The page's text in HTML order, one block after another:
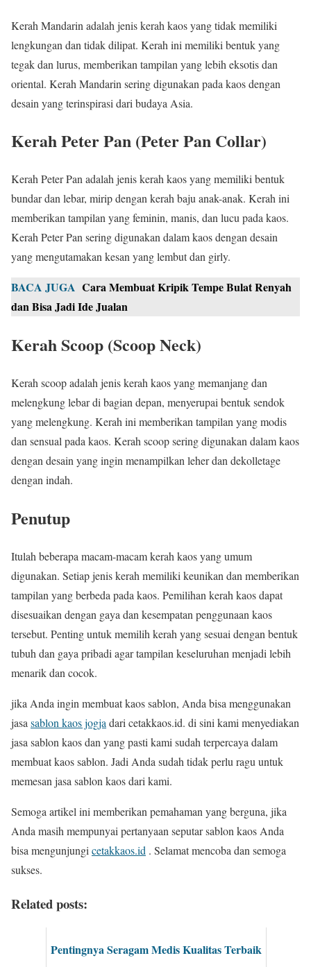
Kerah Mandarin adalah jenis kerah kaos yang tidak memiliki
lengkungan dan tidak dilipat. Kerah ini memiliki bentuk yang
tegak dan lurus, memberikan tampilan yang lebih eksotis dan
oriental. Kerah Mandarin sering digunakan pada kaos dengan
desain yang terinspirasi dari budaya Asia.
Kerah Peter Pan (Peter Pan Collar)
Kerah Peter Pan adalah jenis kerah kaos yang memiliki bentuk
bundar dan lebar, mirip dengan kerah baju anak-anak. Kerah ini
memberikan tampilan yang feminin, manis, dan lucu pada kaos.
Kerah Peter Pan sering digunakan dalam kaos dengan desain
yang mengutamakan kesan yang lembut dan girly.
BACA JUGA Cara Membuat Kripik Tempe Bulat Renyah
dan Bisa Jadi Ide Jualan
Kerah Scoop (Scoop Neck)
Kerah scoop adalah jenis kerah kaos yang memanjang dan
melengkung lebar di bagian depan, menyerupai bentuk sendok
yang melengkung. Kerah ini memberikan tampilan yang modis
dan sensual pada kaos. Kerah scoop sering digunakan dalam kaos
dengan desain yang ingin menampilkan leher dan dekolletage
dengan indah.
Penutup
Itulah beberapa macam-macam kerah kaos yang umum
digunakan. Setiap jenis kerah memiliki keunikan dan memberikan
tampilan yang berbeda pada kaos. Pemilihan kerah kaos dapat
disesuaikan dengan gaya dan kesempatan penggunaan kaos
tersebut. Penting untuk memilih kerah yang sesuai dengan bentuk
tubuh dan gaya pribadi agar tampilan keseluruhan menjadi lebih
menarik dan cocok.
jika Anda ingin membuat kaos sablon, Anda bisa menggunakan
jasa sablon kaos jogja dari cetakkaos.id. di sini kami menyediakan
jasa sablon kaos dan yang pasti kami sudah terpercaya dalam
membuat kaos sablon. Jadi Anda sudah tidak perlu ragu untuk
memesan jasa sablon kaos dari kami.
Semoga artikel ini memberikan pemahaman yang berguna, jika
Anda masih mempunyai pertanyaan seputar sablon kaos Anda
bisa mengunjungi cetakkaos.id . Selamat mencoba dan semoga
sukses.
Related posts:
Pentingnya Seragam Medis Kualitas Terbaik